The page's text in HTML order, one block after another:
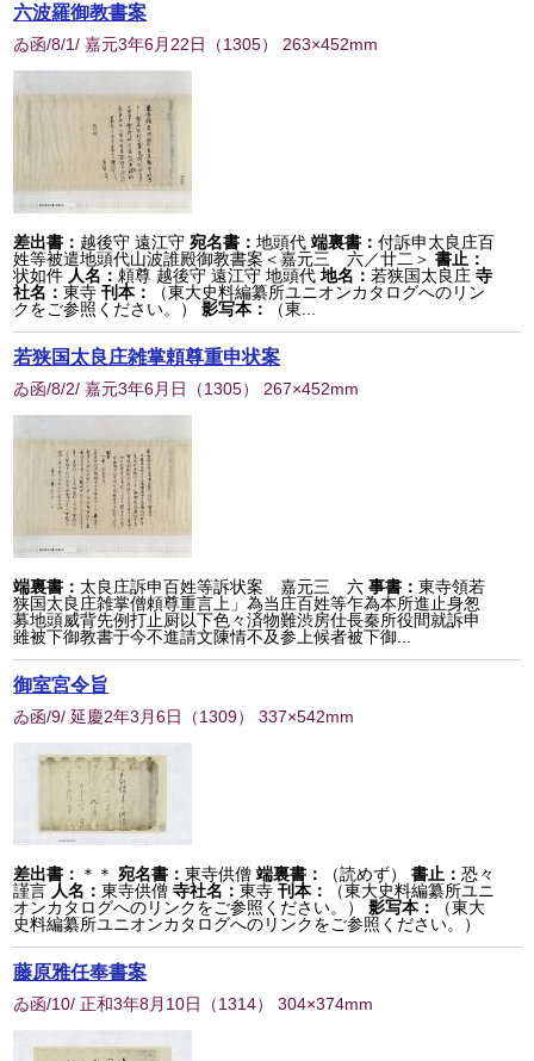
六波羅御教書案
ゐ函/8/1/ 嘉元3年6月22日 （1305） 263×452mm
差出書： 越後守 遠江守 宛名書：地頭代 端裏書：付訴申太良庄百
姓等被遣地頭代山波誰殿御教書案＜嘉元三 六／廿二＞ 書止：
状如件 人名： 頼尊 越後守 遠江守 地頭代 地名：若狭国太良庄 寺
社名：東寺 刊本：
（東大史料編纂所ユニオンカタログへのリン
クをご参照ください。）
影写本： （東...
若狭国太良庄雑掌頼尊重申状案
ゐ函/8/2/ 嘉元3年6月日 （1305） 267×452mm
端裏書： 太良庄訴申百姓等訴状案 嘉元三 六 事書：東寺領若
狭国太良庄雑掌僧頼尊重言上」為当庄百姓等乍為本所進止身怱
募地頭威背先例打止厨以下色々済物難渋房仕長秦所役間就訴申
雖被下御教書于今不進請文陳情不及参上候者被下御...
御室宮令旨
ゐ函/9/ 延慶2年3月6日 （1309） 337×542mm
差出書： ＊＊ 宛名書：東寺供僧 端裏書： （読めず） 書止：恐々
謹言 人名：東寺供僧 寺社名：東寺 刊本：
（東大史料編纂所ユニ
オンカタログへのリンクをご参照ください。）
影写本：
（東大
史料編纂所ユニオンカタログへのリンクをご参照ください。）
藤原雅任奉書案
ゐ函/10/ 正和3年8月10日 （1314） 304×374mm